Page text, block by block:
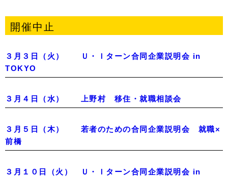
開催中止
３月３日（火） Ｕ・Ｉターン合同企業説明会 in
TOKYO
３月４日（水） 上野村 移住・就職相談会
３月５日（木） 若者のための合同企業説明会 就職×
前橋
３月１０日（火） Ｕ・Ｉターン合同企業説明会 in